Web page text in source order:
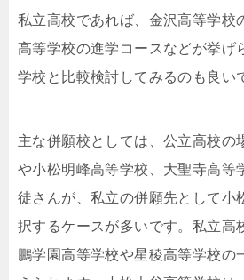
私立高校であれば、金沢高等学校
高等学校の進学コースなどが挙げ
学校と比較検討してみるのも良い
主な併願校としては、公立高校の
や小松明峰高等学校、大聖寺高等
徒さんが、私立の併願先として小
択するケースが多いです。私立高
鵬学園高等学校や星稜高等学校の